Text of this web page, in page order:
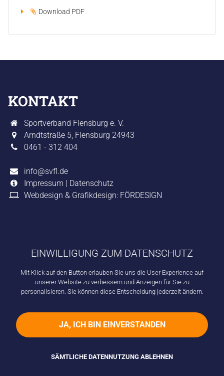
 Download PDF
EINWILLIGUNG ZUM DATENSCHUTZ
Mit Klick auf den Button erlauben Sie uns die User Experience auf
unserer Website zu verbessern und Anzeigen für Sie zu
personalisieren. Sie können diese Entscheidung jederzeit ändern.
JA, ICH BIN EINVERSTANDEN
SÄMTLICHE DATENNUTZUNG ABLEHNEN
KONTAKT
Sportverband Flensburg e. V.
Arndtstraße 5, Flensburg 24943
0461 - 312 404
info@svfl.de
Impressum | Datenschutz
Webdesign & Grafikdesign: FÖRDESIGN